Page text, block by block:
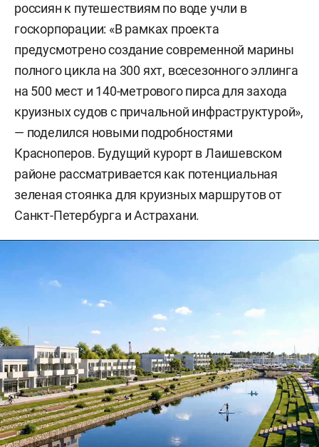
россиян к путешествиям по воде учли в
госкорпорации: «В рамках проекта
предусмотрено создание современной марины
полного цикла на 300 яхт, всесезонного эллинга
на 500 мест и 140-метрового пирса для захода
круизных судов с причальной инфраструктурой»,
— поделился новыми подробностями
Красноперов. Будущий курорт в Лаишевском
районе рассматривается как потенциальная
зеленая стоянка для круизных маршрутов от
Санкт-Петербурга и Астрахани.